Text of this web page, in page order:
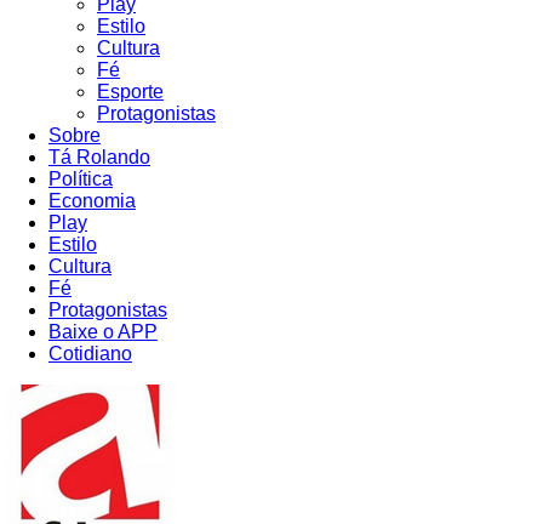
Estilo
Cultura
Fé
Esporte
Protagonistas
Sobre
Tá Rolando
Política
Economia
Play
Estilo
Cultura
Fé
Protagonistas
Baixe o APP
Cotidiano